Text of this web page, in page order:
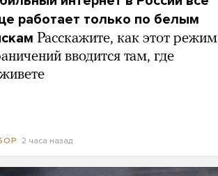
работает только по белым
Расскажите, как этот режим
вводится там, где
2 часа назад